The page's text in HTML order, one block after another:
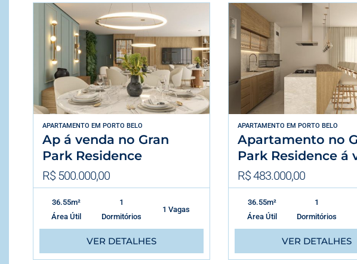
APARTAMENTO EM PORTO BELO
Ap á venda no Gran
Park Residence
R$ 500.000,00
36.55m²
Área Útil
1
Dormitórios
1 Vagas
VER DETALHES
APARTAMENTO EM PORTO BELO
Apartamento no
Park Residence á
R$ 483.000,00
36.55m²
Área Útil
1
Dormitórios
VER DETALHES